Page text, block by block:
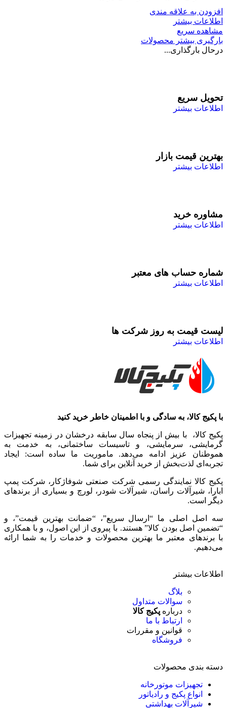
افزودن به علاقه مندی
اطلاعات بیشتر
مشاهده سریع
بارگیری بیشتر محصولات
درحال بارگذاری...
تحویل سریع
اطلاعات بیشتر
بهترین قیمت بازار
اطلاعات بیشتر
مشاوره خرید
اطلاعات بیشتر
شماره حساب های معتبر
اطلاعات بیشتر
لیست قیمت به روز شرکت ها
اطلاعات بیشتر
با پکیج کالا، به سادگی و با اطمینان خاطر خرید کنید
پکیج کالا، با بیش از پنجاه سال سابقه درخشان در زمینه تجهیزات
گرمایشی، سرمایشی، و تاسیسات ساختمانی، به خدمت به
هموطنان عزیز ادامه می‌دهد. ماموریت ما ساده است: ایجاد
تجربه‌ای لذت‌بخش از خرید آنلاین برای شما.
پکیج کالا نمایندگی رسمی شرکت صنعتی شوفاژکار، شرکت پمپ
ابارا، شیرآلات راسان، شیرآلات شودر، لورچ و بسیاری از برندهای
دیگر است.
سه اصل اصلی ما “ارسال سریع”، “ضمانت بهترین قیمت”، و
“تضمین اصل بودن کالا” هستند. با پیروی از این اصول، و با همکاری
با برندهای معتبر ما بهترین محصولات و خدمات را به شما ارائه
می‌دهیم.
اطلاعات بیشتر
بلاگ
سوالات متداول
درباره پکیج کالا
ارتباط با ما
قوانین و مقررات
فروشگاه
دسته بندی محصولات
تجهیزات موتورخانه
انواع پکیج و رادیاتور
شیرآلات بهداشتی